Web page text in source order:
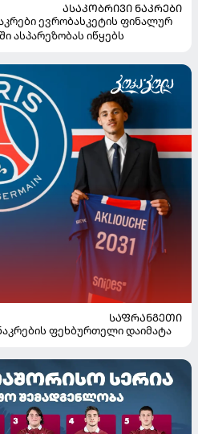
ᲐᲡᲐᲙᲝᲑᲠᲘᲕᲘ ᲜᲐᲙᲠᲔᲑᲘ
ევრობასკეტის ფინალურ
ასპარეზობას იწყებს
ᲡᲐᲤᲠᲐᲜᲒᲔᲗᲘ
ფეხბურთელი დაიმატა